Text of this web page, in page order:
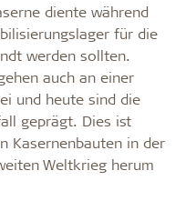
diente während
für die
werden sollten.
auch an einer
und heute sind die
geprägt. Dies ist
Kasernenbauten in der
Weltkrieg herum